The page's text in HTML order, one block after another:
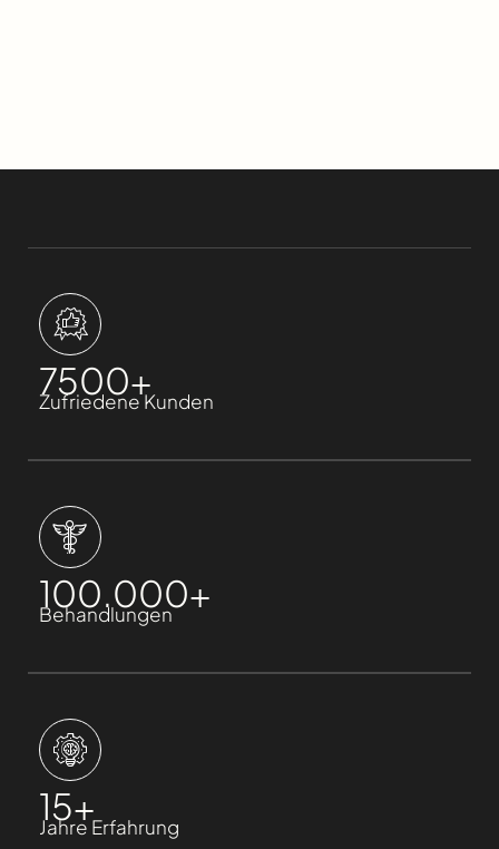
7500+
Zufriedene Kunden
100.000+
Behandlungen
15+
Jahre Erfahrung